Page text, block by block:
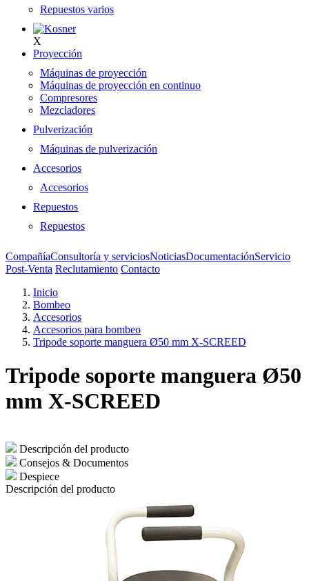
Repuestos varios
X
Proyección
Máquinas de proyección
Máquinas de proyección en continuo
Compresores
Mezcladores
Pulverización
Máquinas de pulverización
Accesorios
Accesorios
Repuestos
Repuestos
CompañíaConsultoría y serviciosNoticiasDocumentaciónServicio
Post-Venta Reclutamiento Contacto
Inicio
Bombeo
Accesorios
Accesorios para bombeo
Tripode soporte manguera Ø50 mm X-SCREED
Tripode soporte manguera Ø50
mm X-SCREED
Descripción del producto
Consejos & Documentos
Despiece
Descripción del producto